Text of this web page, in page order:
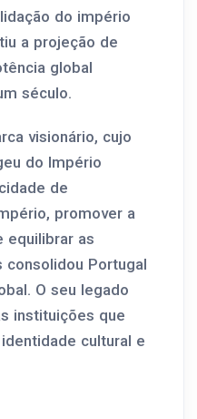
do império
a projeção de
global
século.
visionário, cujo
do Império
de
promover a
equilibrar as
consolidou Portugal
O seu legado
instituições que
cultural e